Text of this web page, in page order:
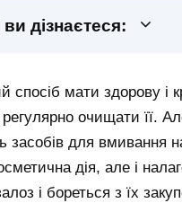
ви дізнаєтеся:
спосіб мати здорову і
очищати її.
засобів для вмивання
дія, але і
і бореться з їх